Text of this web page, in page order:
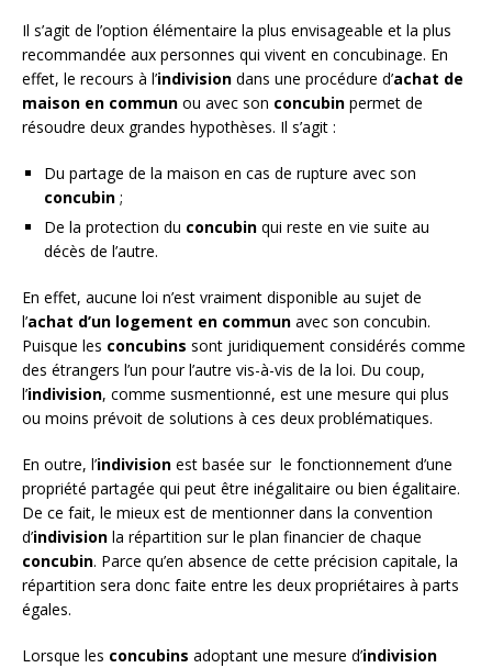
Il s’agit de l’option élémentaire la plus envisageable et la plus
recommandée aux personnes qui vivent en concubinage. En
effet, le recours à l’indivision dans une procédure d’achat de
maison en commun ou avec son concubin permet de
résoudre deux grandes hypothèses. Il s’agit :
Du partage de la maison en cas de rupture avec son
concubin ;
De la protection du concubin qui reste en vie suite au
décès de l’autre.
En effet, aucune loi n’est vraiment disponible au sujet de
l’achat d’un logement en commun avec son concubin.
Puisque les concubins sont juridiquement considérés comme
des étrangers l’un pour l’autre vis-à-vis de la loi. Du coup,
l’indivision, comme susmentionné, est une mesure qui plus
ou moins prévoit de solutions à ces deux problématiques.
En outre, l’indivision est basée sur le fonctionnement d’une
propriété partagée qui peut être inégalitaire ou bien égalitaire.
De ce fait, le mieux est de mentionner dans la convention
d’indivision la répartition sur le plan financier de chaque
concubin. Parce qu’en absence de cette précision capitale, la
répartition sera donc faite entre les deux propriétaires à parts
égales.
Lorsque les concubins adoptant une mesure d’indivision